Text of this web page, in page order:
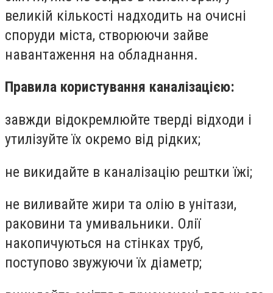
великій кількості надходить на очисні
споруди міста, створюючи зайве
навантаження на обладнання.
Правила користування каналізацією:
завжди відокремлюйте тверді відходи і
утилізуйте їх окремо від рідких;
не викидайте в каналізацію рештки їжі;
не виливайте жири та олію в унітази,
раковини та умивальники. Олії
накопичуються на стінках труб,
поступово звужуючи їх діаметр;